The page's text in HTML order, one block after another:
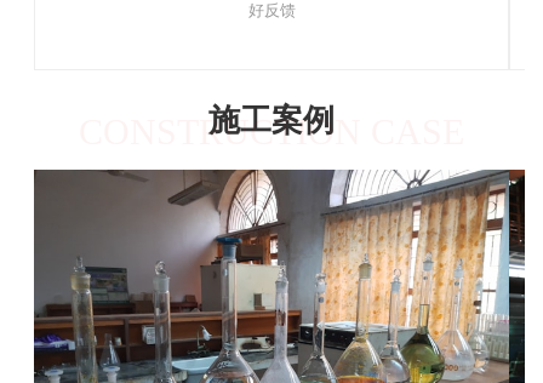
好反馈
施工案例
CONSTRUCTION CASE